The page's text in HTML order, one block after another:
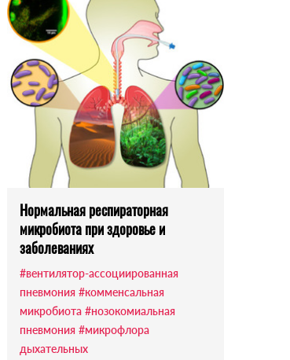
Нормальная респираторная
микробиота при здоровье и
заболеваниях
#вентилятор-ассоциированная
пневмония #комменсальная
микробиота #нозокомиальная
пневмония #микрофлора
дыхательных